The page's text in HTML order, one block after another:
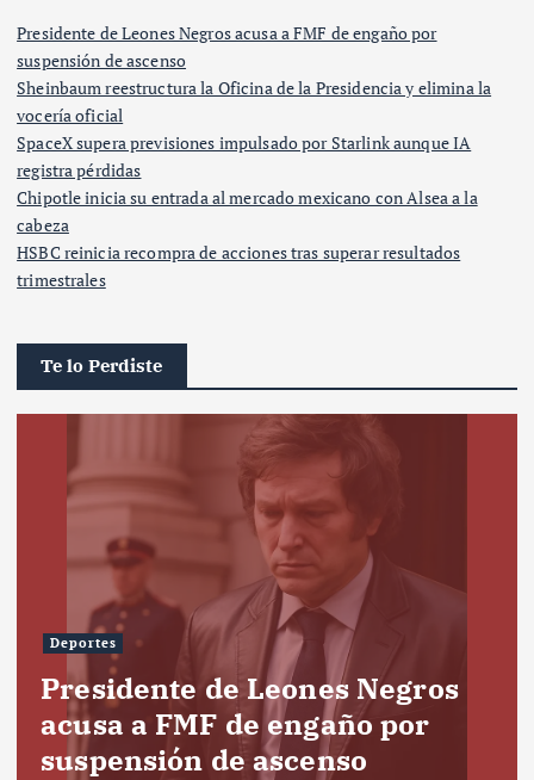
Presidente de Leones Negros acusa a FMF de engaño por
suspensión de ascenso
Sheinbaum reestructura la Oficina de la Presidencia y elimina la
vocería oficial
SpaceX supera previsiones impulsado por Starlink aunque IA
registra pérdidas
Chipotle inicia su entrada al mercado mexicano con Alsea a la
cabeza
HSBC reinicia recompra de acciones tras superar resultados
trimestrales
Te lo Perdiste
Deportes
Presidente de Leones Negros
acusa a FMF de engaño por
suspensión de ascenso